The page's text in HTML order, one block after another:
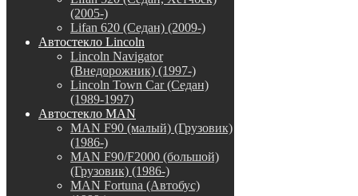
(2005-)
Lifan 620 (Седан) (2009-)
Автостекло Lincoln
Lincoln Navigator
(Внедорожник) (1997-)
Lincoln Town Car (Седан)
(1989-1997)
Автостекло MAN
MAN F90 (малый) (Грузовик)
(1986-)
MAN F90/F2000 (большой)
(Грузовик) (1986-)
MAN Fortuna (Автобус)